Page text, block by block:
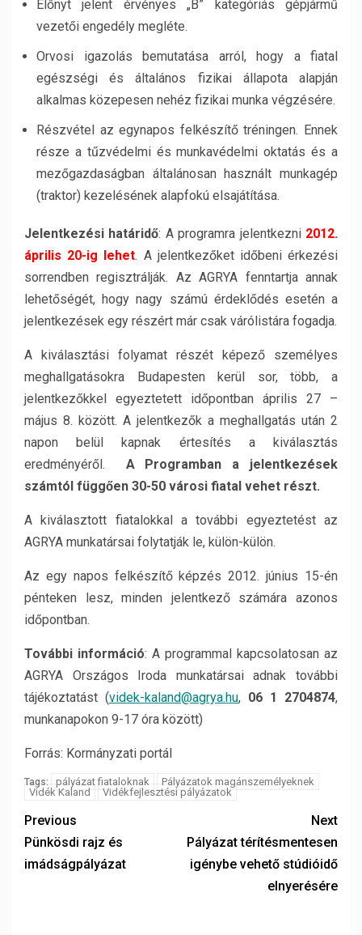
Előnyt jelent érvényes „B” kategóriás gépjármű
vezetői engedély megléte.
Orvosi igazolás bemutatása arról, hogy a fiatal
egészségi és általános fizikai állapota alapján
alkalmas közepesen nehéz fizikai munka végzésére.
Részvétel az egynapos felkészítő tréningen. Ennek
része a tűzvédelmi és munkavédelmi oktatás és a
mezőgazdaságban általánosan használt munkagép
(traktor) kezelésének alapfokú elsajátítása.
Jelentkezési határidő: A programra jelentkezni 2012.
április 20-ig lehet. A jelentkezőket időbeni érkezési
sorrendben regisztrálják. Az AGRYA fenntartja annak
lehetőségét, hogy nagy számú érdeklődés esetén a
jelentkezések egy részért már csak várólistára fogadja.
A kiválasztási folyamat részét képező személyes
meghallgatásokra Budapesten kerül sor, több, a
jelentkezőkkel egyeztetett időpontban április 27 –
május 8. között. A jelentkezők a meghallgatás után 2
napon belül kapnak értesítés a kiválasztás
eredményéről. A Programban a jelentkezések
számtól függően 30-50 városi fiatal vehet részt.
A kiválasztott fiatalokkal a további egyeztetést az
AGRYA munkatársai folytatják le, külön-külön.
Az egy napos felkészítő képzés 2012. június 15-én
pénteken lesz, minden jelentkező számára azonos
időpontban.
További információ: A programmal kapcsolatosan az
AGRYA Országos Iroda munkatársai adnak további
tájékoztatást (videk-kaland@agrya.hu, 06 1 2704874,
munkanapokon 9-17 óra között)
Forrás: Kormányzati portál
Tags: pályázat fiataloknak
Pályázatok magánszemélyeknek
Vidék Kaland
Vidékfejlesztési pályázatok
Previous
Pünkösdi rajz és
imádságpályázat
Next
Pályázat térítésmentesen
igénybe vehető stúdióidő
elnyerésére